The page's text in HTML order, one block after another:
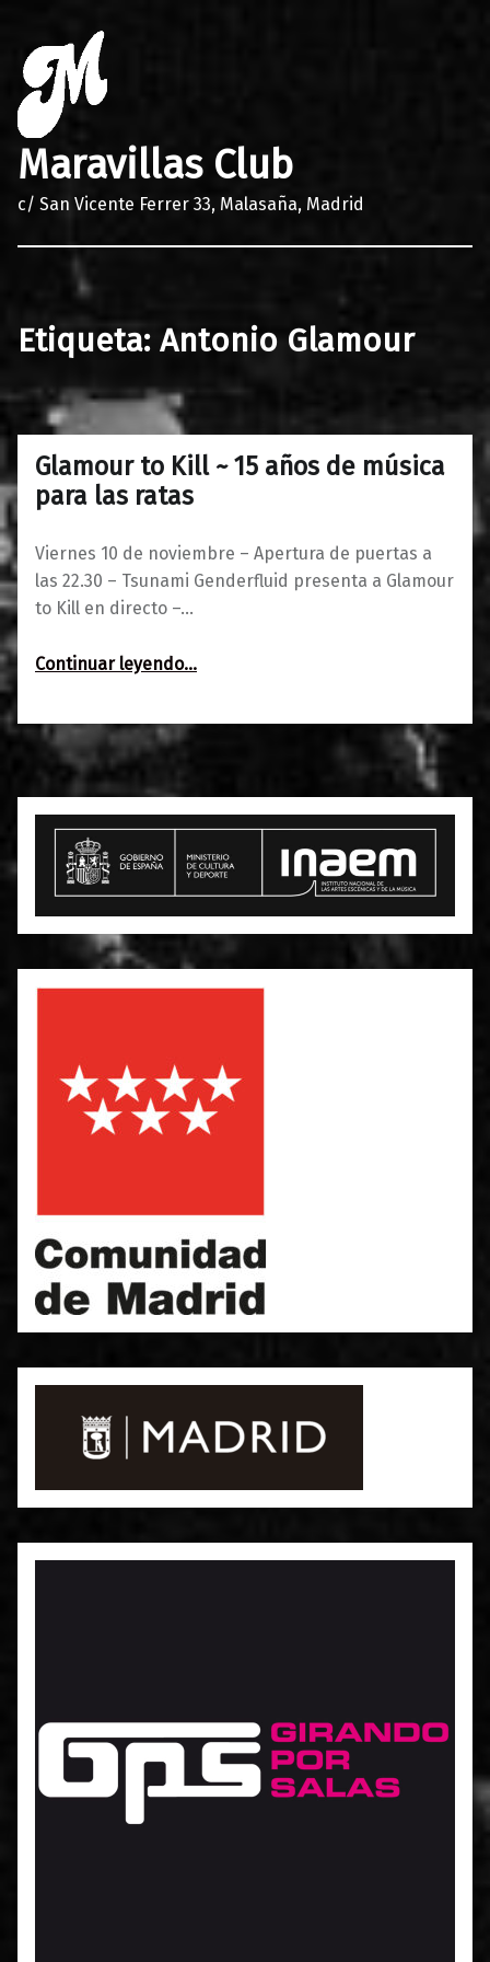
Maravillas Club
c/ San Vicente Ferrer 33, Malasaña, Madrid
Etiqueta: Antonio Glamour
Glamour to Kill ~ 15 años de música
para las ratas
Viernes 10 de noviembre – Apertura de puertas a
las 22.30 – Tsunami Genderfluid presenta a Glamour
to Kill en directo –…
Continuar leyendo“Glamour to Kill ~ 15 años de música para las ratas”
…
30/10/2017
0Maravillas